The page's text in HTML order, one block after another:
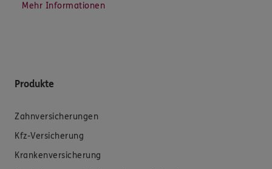
Mehr Informationen
Produkte
Zahnversicherungen
Kfz-Versicherung
Krankenversicherung